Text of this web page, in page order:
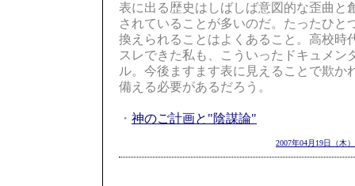
表に出る歴史はしばしば意図的な歪曲と
されていることが多いのだ。たったひと
換えられることはよくあること。高校時
スレできた私も、こういったドキュメン
ル。今後ますます表に見えることで欺か
備える必要があるだろう。
・ 神のご計画と"陰謀論"
2007年04月19日（木